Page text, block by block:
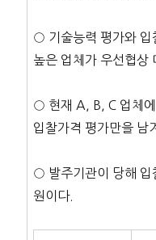
○ 기술능력 평가와 입
높은 업체가 우선협상
○ 현재 A, B, C 업체
입찰가격 평가만을 남
○ 발주기관이 당해 입
원이다.